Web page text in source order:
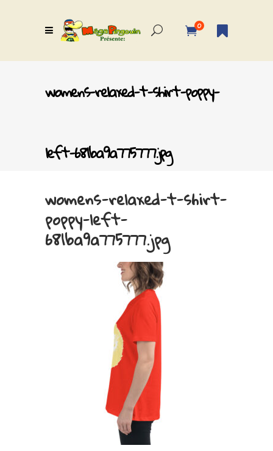
0
womens-relaxed-t-shirt-poppy-
left-681ba9a775777.jpg
womens-relaxed-t-shirt-
poppy-left-
681ba9a775777.jpg